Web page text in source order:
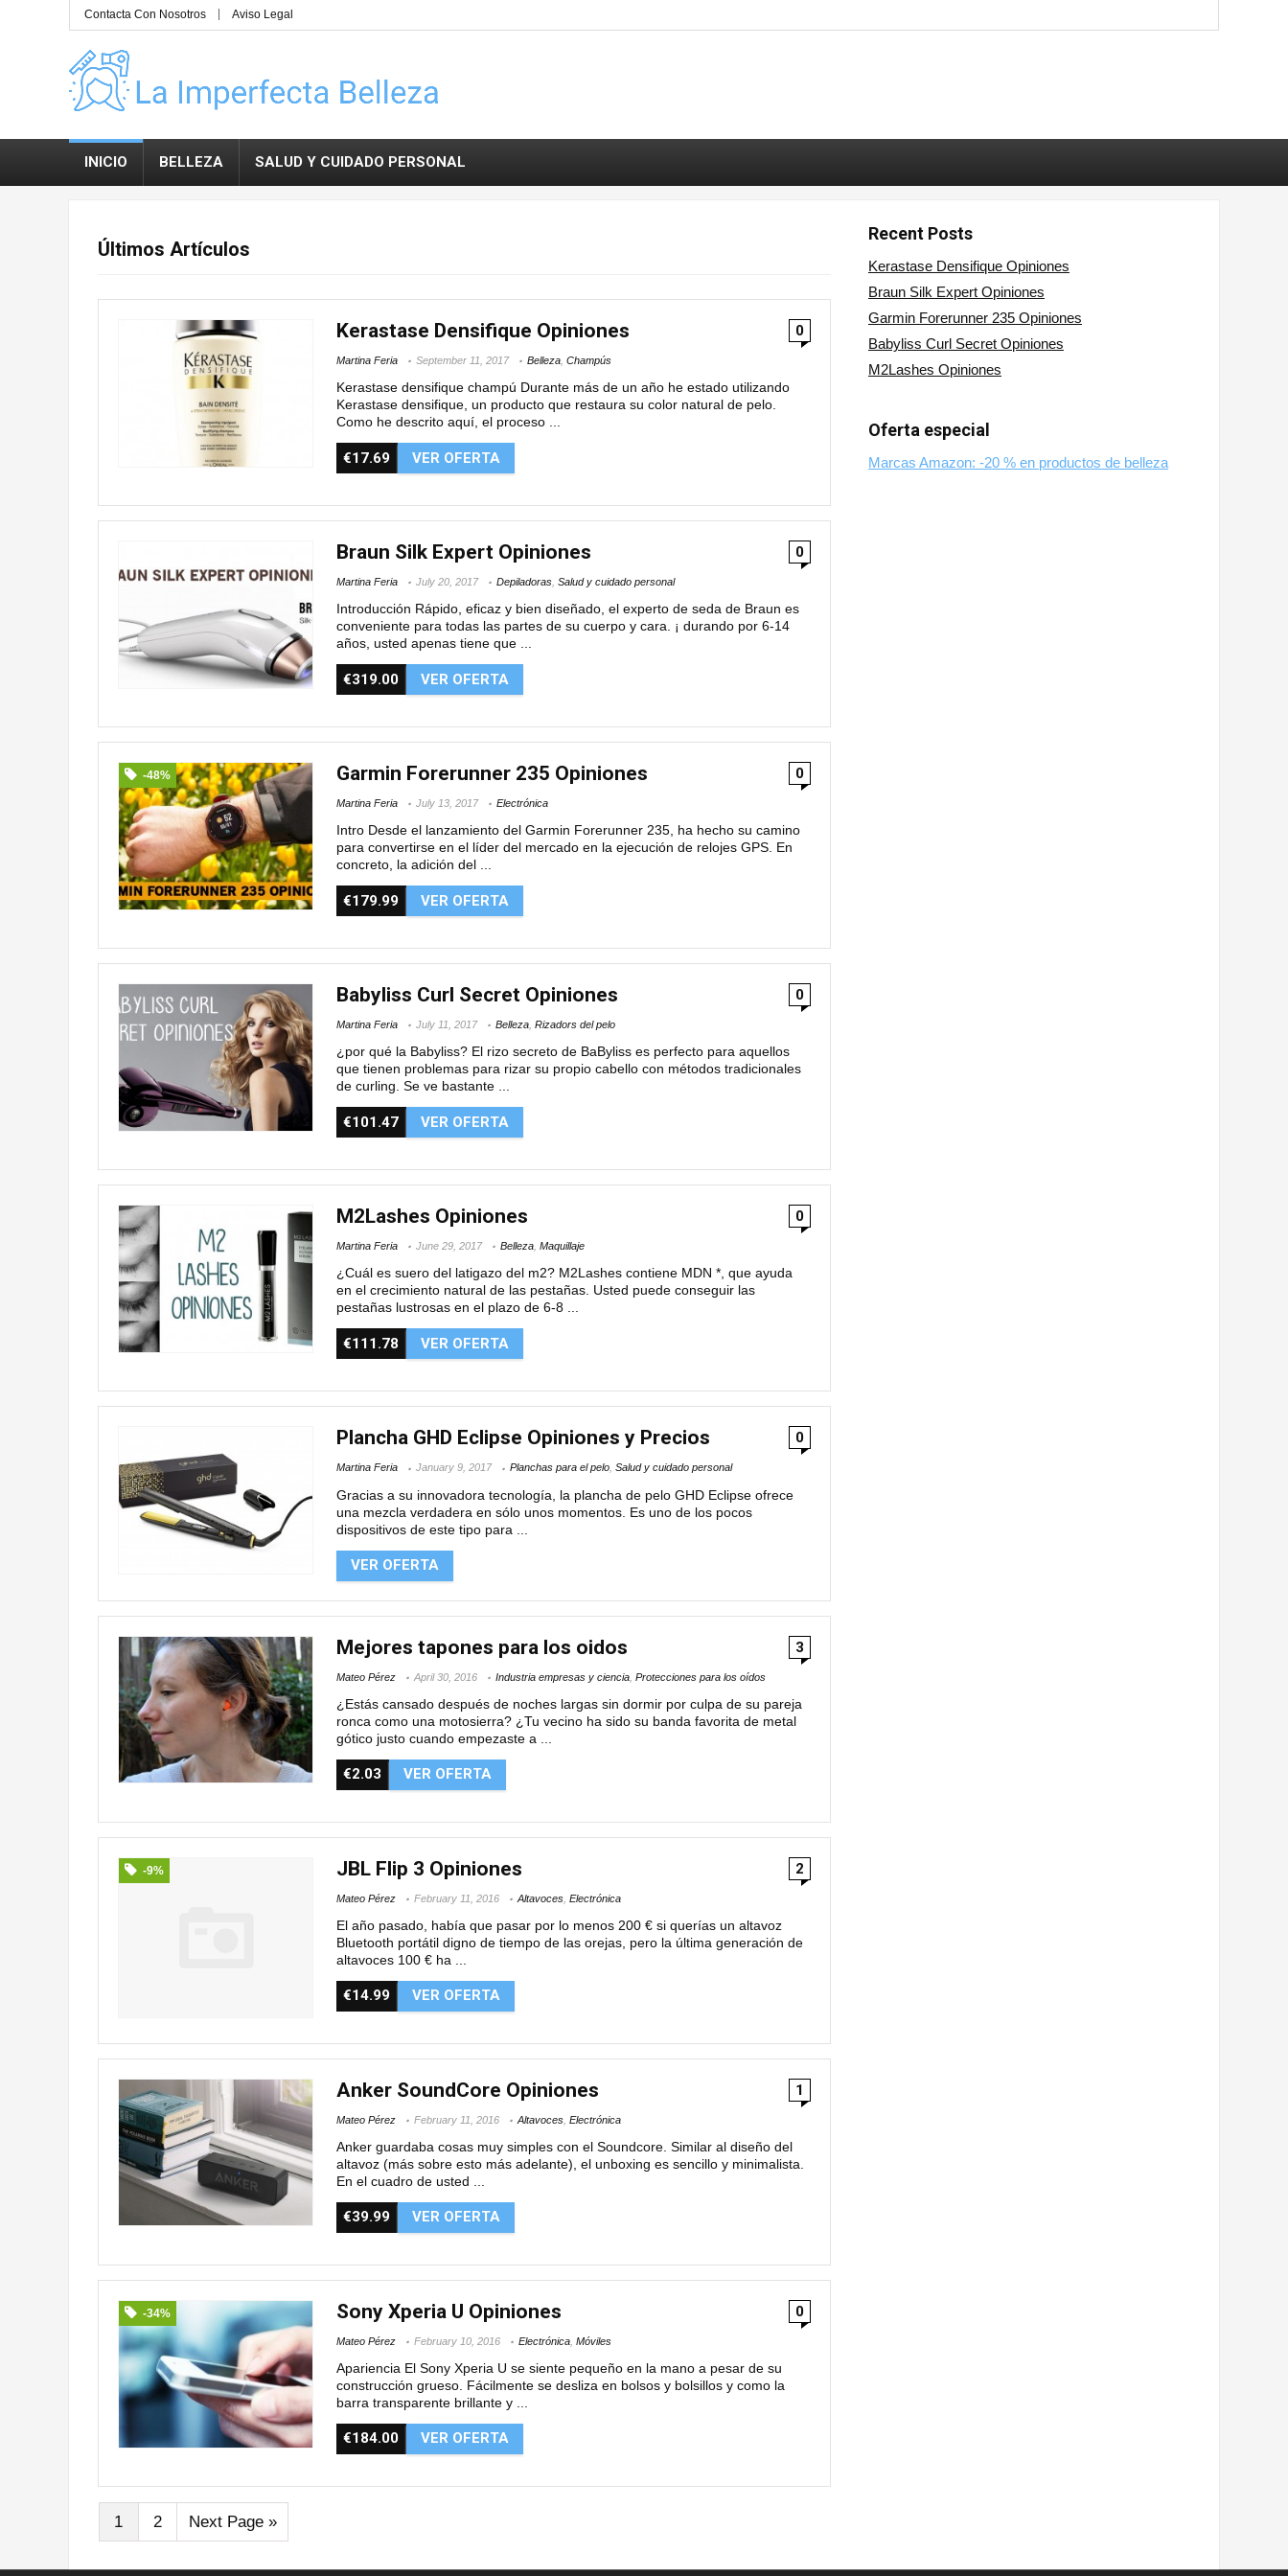
Contacta Con Nosotros Aviso Legal
INICIO BELLEZA SALUD Y CUIDADO PERSONAL
Últimos Artículos
Kerastase Densifique Opiniones 0
Martina Feria September 11, 2017 Belleza, Champús
Kerastase densifique champú Durante más de un año he estado utilizando
Kerastase densifique, un producto que restaura su color natural de pelo.
Como he descrito aquí, el proceso ...
€17.69 VER OFERTA
Braun Silk Expert Opiniones 0
Martina Feria July 20, 2017 Depiladoras, Salud y cuidado personal
Introducción Rápido, eficaz y bien diseñado, el experto de seda de Braun es
conveniente para todas las partes de su cuerpo y cara. ¡ durando por 6-14
años, usted apenas tiene que ...
€319.00 VER OFERTA
-48% Garmin Forerunner 235 Opiniones 0
Martina Feria July 13, 2017 Electrónica
Intro Desde el lanzamiento del Garmin Forerunner 235, ha hecho su camino
para convertirse en el líder del mercado en la ejecución de relojes GPS. En
concreto, la adición del ...
€179.99 VER OFERTA
Babyliss Curl Secret Opiniones 0
Martina Feria July 11, 2017 Belleza, Rizadors del pelo
¿por qué la Babyliss? El rizo secreto de BaByliss es perfecto para aquellos
que tienen problemas para rizar su propio cabello con métodos tradicionales
de curling. Se ve bastante ...
€101.47 VER OFERTA
M2Lashes Opiniones 0
Martina Feria June 29, 2017 Belleza, Maquillaje
¿Cuál es suero del latigazo del m2? M2Lashes contiene MDN *, que ayuda
en el crecimiento natural de las pestañas. Usted puede conseguir las
pestañas lustrosas en el plazo de 6-8 ...
€111.78 VER OFERTA
Plancha GHD Eclipse Opiniones y Precios 0
Martina Feria January 9, 2017 Planchas para el pelo, Salud y cuidado personal
Gracias a su innovadora tecnología, la plancha de pelo GHD Eclipse ofrece
una mezcla verdadera en sólo unos momentos. Es uno de los pocos
dispositivos de este tipo para ...
VER OFERTA
Mejores tapones para los oidos 3
Mateo Pérez April 30, 2016 Industria empresas y ciencia, Protecciones para los oídos
¿Estás cansado después de noches largas sin dormir por culpa de su pareja
ronca como una motosierra? ¿Tu vecino ha sido su banda favorita de metal
gótico justo cuando empezaste a ...
€2.03 VER OFERTA
-9% JBL Flip 3 Opiniones 2
Mateo Pérez February 11, 2016 Altavoces, Electrónica
El año pasado, había que pasar por lo menos 200 € si querías un altavoz
Bluetooth portátil digno de tiempo de las orejas, pero la última generación de
altavoces 100 € ha ...
€14.99 VER OFERTA
Anker SoundCore Opiniones 1
Mateo Pérez February 11, 2016 Altavoces, Electrónica
Anker guardaba cosas muy simples con el Soundcore. Similar al diseño del
altavoz (más sobre esto más adelante), el unboxing es sencillo y minimalista.
En el cuadro de usted ...
€39.99 VER OFERTA
-34% Sony Xperia U Opiniones 0
Mateo Pérez February 10, 2016 Electrónica, Móviles
Apariencia El Sony Xperia U se siente pequeño en la mano a pesar de su
construcción grueso. Fácilmente se desliza en bolsos y bolsillos y como la
barra transparente brillante y ...
€184.00 VER OFERTA
1 2 Next Page »
Recent Posts
Kerastase Densifique Opiniones
Braun Silk Expert Opiniones
Garmin Forerunner 235 Opiniones
Babyliss Curl Secret Opiniones
M2Lashes Opiniones
Oferta especial
Marcas Amazon: -20 % en productos de belleza